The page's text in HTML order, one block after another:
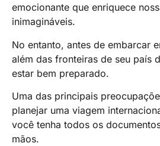
emocionante que enriquece
inimagináveis.
No entanto, antes de embarcar
além das fronteiras de seu país
estar bem preparado.
Uma das principais
planejar uma viagem
você tenha todos os
mãos.